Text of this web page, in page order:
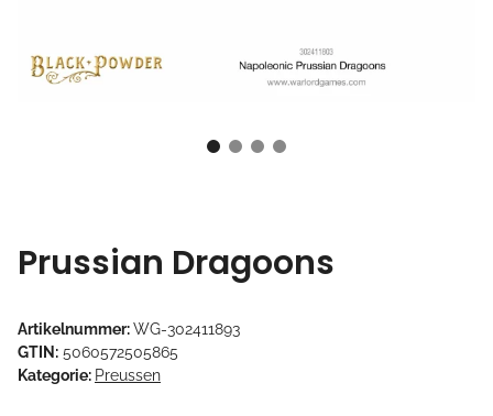
Prussian Dragoons
Artikelnummer:WG-302411893
GTIN: 5060572505865
Kategorie: Preussen